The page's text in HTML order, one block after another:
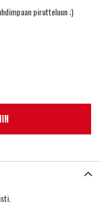
pirutteluun ;)